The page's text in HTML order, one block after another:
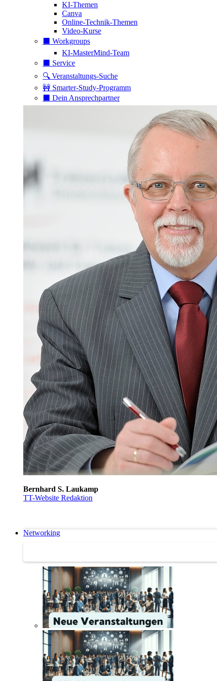
KI-Themen
Canva
Online-Technik-Themen
Video-Kurse
⬛️ Workgroups
KI-MasterMind-Team
⬛️ Service
🔍 Veranstaltungs-Suche
🚧 Smarter-Study-Programm
⬛️ Dein Ansprechpartner
Bernhard S. Laukamp
TT-Website Redaktion
Networking